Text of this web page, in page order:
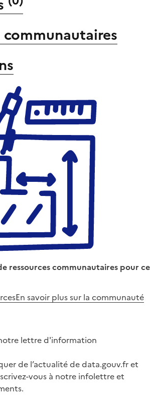
communautaires
ressources communautaires pour ce
En savoir plus sur la communauté
lettre d'information
de l’actualité de data.gouv.fr et
vous à notre infolettre et